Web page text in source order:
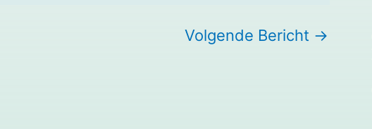
Volgende Bericht →